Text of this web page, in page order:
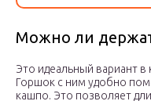
Можно ли
Это идеальный вариант в
Горшок с ним удобно
кашпо. Это позволяет